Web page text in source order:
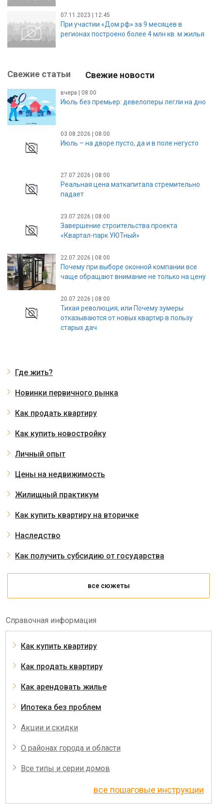
07.11.2023 | 12:45
При участии «Дом.рф» за 9 месяцев в
регионах построено более 4 млн кв. м жилья
Свежие статьи Свежие новости
вчера | 08:00
Июль без премьер: девелоперы легли на дно
03.08.2026 | 08:00
Июль – на дворе пусто, да и в поле негусто
27.07.2026 | 08:00
Реальная цена маткапитала стремительно
падает
23.07.2026 | 08:00
Завершение строительства проекта
«Квартал-парк УЮТный»
22.07.2026 | 08:00
Почему при выборе оконной компании все
чаще обращают внимание не только на цену
20.07.2026 | 08:00
Тихая революция, или Почему зумеры
отказываются от новых квартир в пользу
старых дач
Где жить?
Новинки первичного рынка
Как продать квартиру
Как купить новостройку
Личный опыт
Цены на недвижимость
Жилищный практикум
Как купить квартиру на вторичке
Наследство
Как получить субсидию от государства
все сюжеты
Справочная информация
Как купить квартиру
Как продать квартиру
Как арендовать жилье
Ипотека без проблем
Акции и скидки
О районах города и области
Все типы и серии домов
все пошаговые инструкции